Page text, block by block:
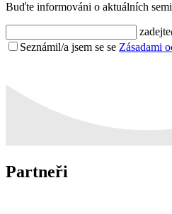
Buďte informováni o aktuálních
Seznámil/a jsem se se Zásadami
Partneři